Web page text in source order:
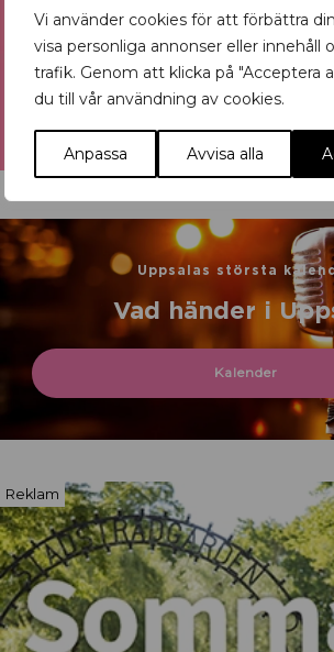
Vi använder cookies för att förbättra
visa personliga annonser eller innehåll
trafik. Genom att klicka på "Acceptera
du till vår användning av cookies.
Anpassa Avvisa alla
Uppsalas största
Vad händer i
Kalender
Reklam